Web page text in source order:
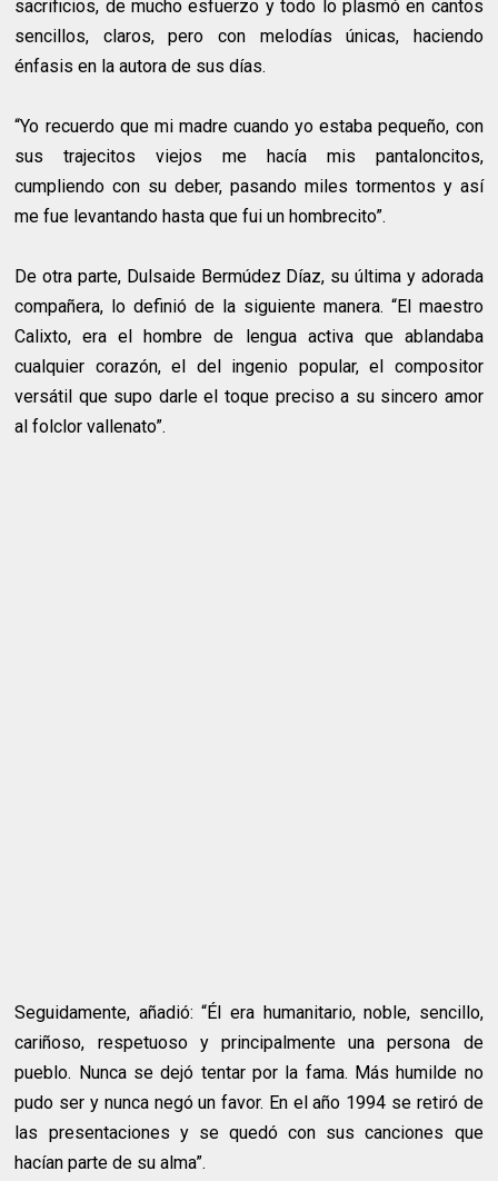
sacrificios, de mucho esfuerzo y todo lo plasmó en cantos
sencillos, claros, pero con melodías únicas, haciendo
énfasis en la autora de sus días.
“Yo recuerdo que mi madre cuando yo estaba pequeño, con
sus trajecitos viejos me hacía mis pantaloncitos,
cumpliendo con su deber, pasando miles tormentos y así
me fue levantando hasta que fui un hombrecito”.
De otra parte, Dulsaide Bermúdez Díaz, su última y adorada
compañera, lo definió de la siguiente manera. “El maestro
Calixto, era el hombre de lengua activa que ablandaba
cualquier corazón, el del ingenio popular, el compositor
versátil que supo darle el toque preciso a su sincero amor
al folclor vallenato”.
Seguidamente, añadió: “Él era humanitario, noble, sencillo,
cariñoso, respetuoso y principalmente una persona de
pueblo. Nunca se dejó tentar por la fama. Más humilde no
pudo ser y nunca negó un favor. En el año 1994 se retiró de
las presentaciones y se quedó con sus canciones que
hacían parte de su alma”.